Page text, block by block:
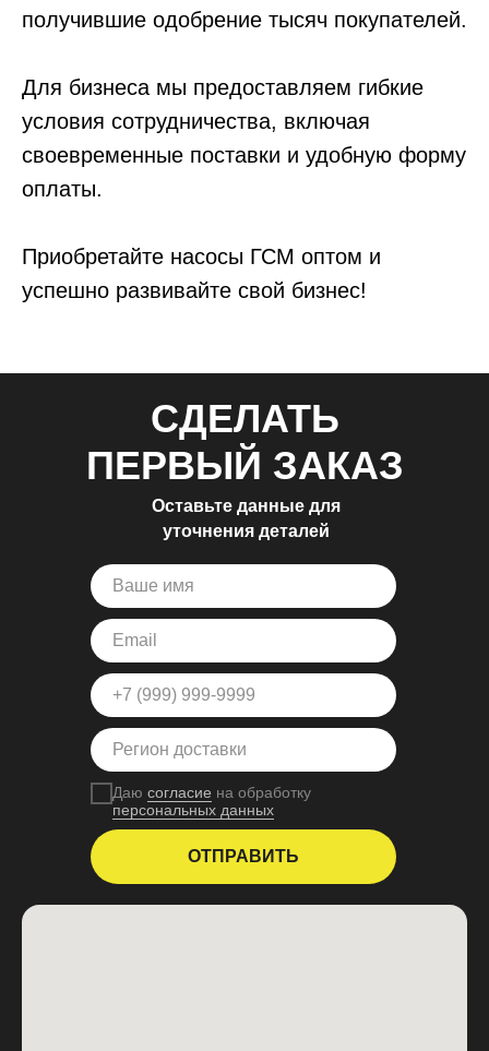
получившие одобрение тысяч покупателей.
Для бизнеса мы предоставляем гибкие
условия сотрудничества, включая
своевременные поставки и удобную форму
оплаты.
Приобретайте насосы ГСМ оптом и
успешно развивайте свой бизнес!
СДЕЛАТЬ
ПЕРВЫЙ ЗАКАЗ
Оставьте данные для
уточнения деталей
Даю согласие на обработку
персональных данных
ОТПРАВИТЬ